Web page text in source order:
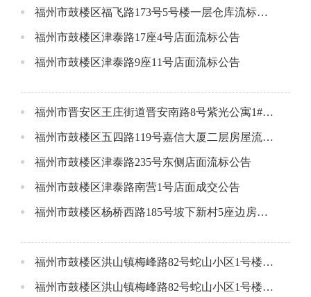
福州市鼓楼区福飞路173号5号楼一层仓库流标公告
福州市鼓楼区津泰路17座4号店面流标公告
福州市鼓楼区津泰路9座11号店面流标公告
福州市晋安区王庄街道晋安南路8号紫光公寓1#楼1层16店面层店面流标公告
福州市鼓楼区五四路119号嘉信大厦二层房屋流标公告
福州市鼓楼区津泰路235号东侧店面流标公告
福州市鼓楼区津泰路南营1号店面成交公告
福州市鼓楼区杨桥西路185号坡下新村5座边房屋成交公告
福州市鼓楼区洪山镇梅峰路82号蛇山小区1号楼1层6号店面成交公告
福州市鼓楼区洪山镇梅峰路82号蛇山小区1号楼1层5号店面成交公告